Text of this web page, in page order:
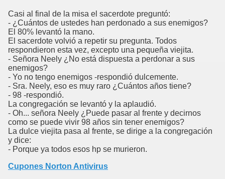
Casi al final de la misa el sacerdote preguntó:
- ¿Cuántos de ustedes han perdonado a sus enemigos?
El 80% levantó la mano.
El sacerdote volvió a repetir su pregunta. Todos
respondieron esta vez, excepto una pequeña viejita.
- Señora Neely ¿No está dispuesta a perdonar a sus
enemigos?
- Yo no tengo enemigos -respondió dulcemente.
- Sra. Neely, eso es muy raro ¿Cuántos años tiene?
- 98 -respondió.
La congregación se levantó y la aplaudió.
- Oh... señora Neely ¿Puede pasar al frente y decirnos
como se puede vivir 98 años sin tener enemigos?
La dulce viejita pasa al frente, se dirige a la congregación
y dice:
- Porque ya todos esos hp se murieron.
Cupones Norton Antivirus